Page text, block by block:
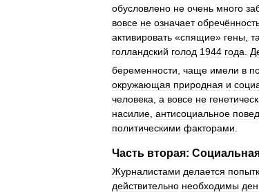
обусловлено не очень много
вовсе не означает
активировать «спящие» гены
голландский голод 1944 года
беременности чаще имели в
окружающая природная и
человека а вовсе не
насилие антисоциальное
политическими факторами
Часть вторая:
Журналистами делается
действительно необходимы